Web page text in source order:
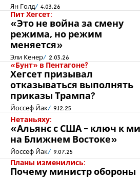
Ян Голд 4.03.26
Пит Хегсет:
«Это не война за смену
режима, но режим
меняется»
Эли Кенер 2.03.26
«Бунт» в Пентагоне?
Хегсет призывал
отказываться выполнять
приказы Трампа?
Йоссеф Йак 9.12.25
Нетаньяху:
«Альянс с США - ключ к
на Ближнем Востоке»
Йоссеф Йак 9.07.25
Планы изменились:
Почему министр обороны